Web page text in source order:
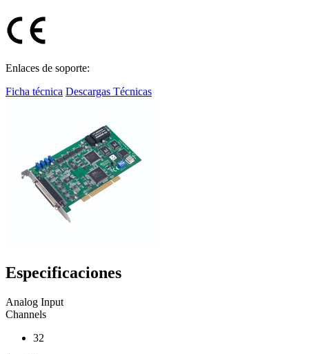
Enlaces de soporte:
Ficha técnica Descargas Técnicas
Especificaciones
Analog Input
Channels
32